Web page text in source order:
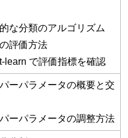
的な分類のアルゴリズム
評価方法
learn で評価指標を確認
パーパラメータの概要と交
パーパラメータの調整方法